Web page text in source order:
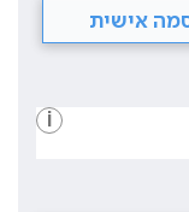
אישית
i